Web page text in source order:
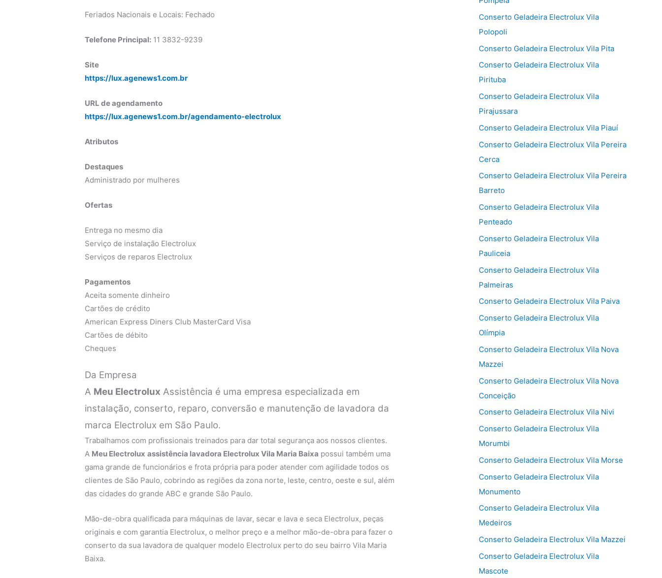
Feriados Nacionais e Locais: Fechado
Telefone Principal: 11 3832-9239
Site
https://lux.agenews1.com.br
URL de agendamento
https://lux.agenews1.com.br/agendamento-electrolux
Atributos
Destaques
Administrado por mulheres
Ofertas
Entrega no mesmo dia
Serviço de instalação Electrolux
Serviços de reparos Electrolux
Pagamentos
Aceita somente dinheiro
Cartões de crédito
American Express Diners Club MasterCard Visa
Cartões de débito
Cheques
Da Empresa
A Meu Electrolux Assistência é uma empresa especializada em
instalação, conserto, reparo, conversão e manutenção de lavadora da
marca Electrolux em São Paulo.
Trabalhamos com profissionais treinados para dar total segurança aos nossos clientes.
A Meu Electrolux assistência lavadora Electrolux Vila Maria Baixa possui também uma
gama grande de funcionários e frota própria para poder atender com agilidade todos os
clientes de São Paulo, cobrindo as regiões da zona norte, leste, centro, oeste e sul, além
das cidades do grande ABC e grande São Paulo.
Mão-de-obra qualificada para máquinas de lavar, secar e lava e seca Electrolux, peças
originais e com garantia Electrolux, o melhor preço e a melhor mão-de-obra para fazer o
conserto da sua lavadora de qualquer modelo Electrolux perto do seu bairro Vila Maria
Baixa.
Conserto Geladeira Electrolux Vila
Polopoli
Conserto Geladeira Electrolux Vila Pita
Conserto Geladeira Electrolux Vila
Pirituba
Conserto Geladeira Electrolux Vila
Pirajussara
Conserto Geladeira Electrolux Vila Piauí
Conserto Geladeira Electrolux Vila Pereira
Cerca
Conserto Geladeira Electrolux Vila Pereira
Barreto
Conserto Geladeira Electrolux Vila
Penteado
Conserto Geladeira Electrolux Vila
Pauliceia
Conserto Geladeira Electrolux Vila
Palmeiras
Conserto Geladeira Electrolux Vila Paiva
Conserto Geladeira Electrolux Vila
Olímpia
Conserto Geladeira Electrolux Vila Nova
Mazzei
Conserto Geladeira Electrolux Vila Nova
Conceição
Conserto Geladeira Electrolux Vila Nivi
Conserto Geladeira Electrolux Vila
Morumbi
Conserto Geladeira Electrolux Vila Morse
Conserto Geladeira Electrolux Vila
Monumento
Conserto Geladeira Electrolux Vila
Medeiros
Conserto Geladeira Electrolux Vila Mazzei
Conserto Geladeira Electrolux Vila
Mascote